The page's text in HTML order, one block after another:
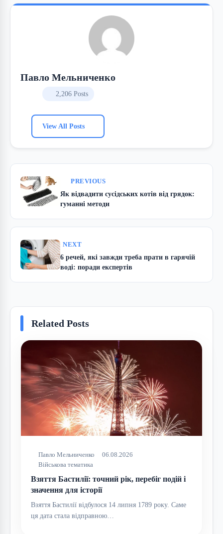
Павло Мельниченко
2,206 Posts
View All Posts
PREVIOUS
Як відвадити сусідських котів від грядок:
гуманні методи
NEXT
6 речей, які завжди треба прати в гарячій
воді: поради експертів
Related Posts
Павло Мельниченко
06.08.2026
Військова тематика
Взяття Бастилії: точний рік, перебіг подій і
значення для історії
Взяття Бастилії відбулося 14 липня 1789 року. Саме
ця дата стала відправною…